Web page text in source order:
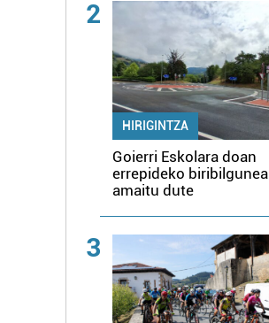
2
HIRIGINTZA
Goierri Eskolara doan
errepideko biribilgunea
amaitu dute
3